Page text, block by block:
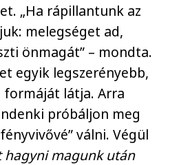
„Ha rápillantunk az
melegséget ad,
önmagát” – mondta.
egyik legszerényebb,
formáját látja. Arra
próbáljon meg
válni. Végül
hagyni magunk után